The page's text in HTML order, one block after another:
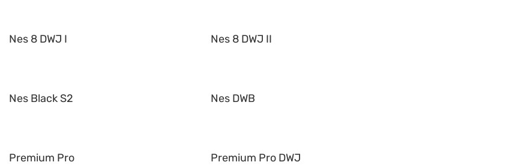
Nes 8 DWJ I Nes 8 DWJ II
Nes Black S2 Nes DWB
Premium Pro Premium Pro DWJ